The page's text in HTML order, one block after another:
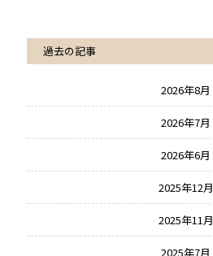
過去の記事
2026年8月
2026年7月
2026年6月
2025年12月
2025年11月
2025年7月